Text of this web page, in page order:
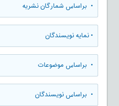
• براساس شمارگان نشریه
•نمایه نویسندگان
• براساس موضوعات
• براساس نویسندگان